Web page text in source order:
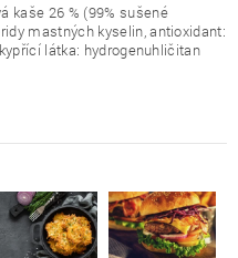
kaše 26 % (99% sušené
mastných kyselin, antioxidant:
látka: hydrogenuhličitan